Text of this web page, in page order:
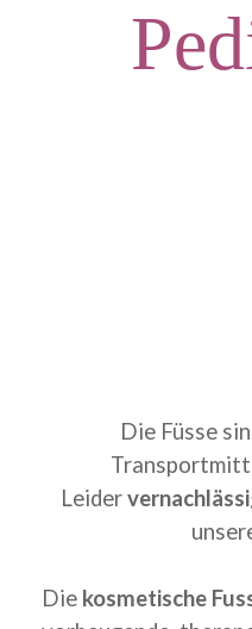
Die Füsse
Leider
Die kosmetische